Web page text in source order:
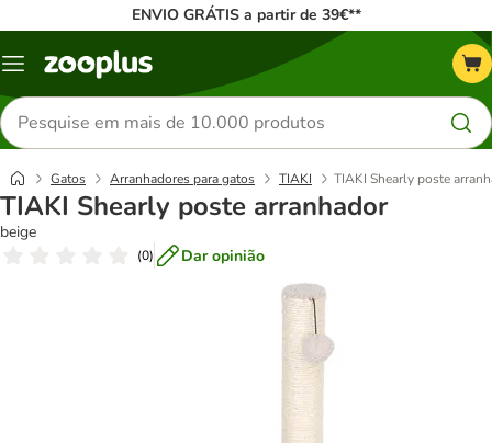
ENVIO GRÁTIS a partir de 39€**
Menu
Pesquisar
produtos
Gatos Arranhadores para gatos TIAKI TIAKI Shearly poste
TIAKI Shearly poste arranhador
beige
(0) Dar opinião